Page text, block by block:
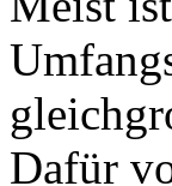
Dafür